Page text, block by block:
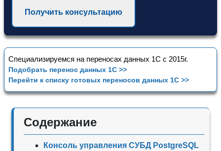
Получить консультацию
Специализируемся на переносах данных 1С с 2015г.
Подобрать перенос данных 1С >>
Перейти к списку готовых переносов данных 1С >>
Содержание
Консоль управления СУБД PostgreSQL